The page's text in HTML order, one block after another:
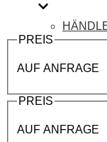
AUF ANFRAGE
PREIS
AUF ANFRAGE
PREIS
AUF ANFRAGE